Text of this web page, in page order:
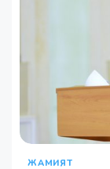
ЖАМИЯТ